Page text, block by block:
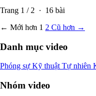
Trang 1 / 2 · 16 bài
← Mới hơn 1 2 Cũ hơn →
Danh mục video
Phóng sự Kỹ thuật Tự nhiên
Nhóm video